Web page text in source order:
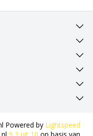
Powered by Lightspeed